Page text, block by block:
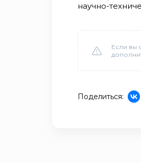
научно-
Если вы
Поделиться: